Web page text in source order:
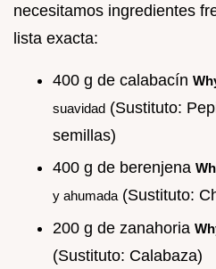
necesitamos ingredientes
lista exacta:
400 g de calabacín
suavidad (Sustituto:
semillas)
400 g de berenjena
y ahumada(Sustituto:
200 g de zanahoria
(Sustituto: Calabaza)